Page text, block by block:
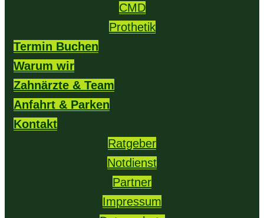
CMD
Prothetik
Termin Buchen
Warum wir
Zahnärzte & Team
Anfahrt & Parken
Kontakt
Ratgeber
Notdienst
Partner
Impressum